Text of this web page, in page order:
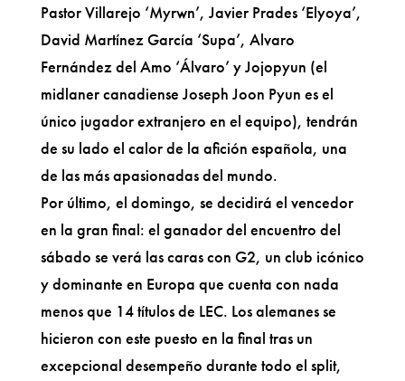
Pastor Villarejo ‘Myrwn’, Javier Prades ‘Elyoya’,
David Martínez García ‘Supa’, Alvaro
Fernández del Amo ‘Álvaro’ y Jojopyun (el
midlaner canadiense Joseph Joon Pyun es el
único jugador extranjero en el equipo), tendrán
de su lado el calor de la afición española, una
de las más apasionadas del mundo.
Por último, el domingo, se decidirá el vencedor
en la gran final: el ganador del encuentro del
sábado se verá las caras con G2, un club icónico
y dominante en Europa que cuenta con nada
menos que 14 títulos de LEC. Los alemanes se
hicieron con este puesto en la final tras un
excepcional desempeño durante todo el split,